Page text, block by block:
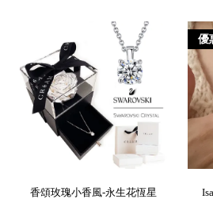
香頌玫瑰小香風-永生花恆星
優